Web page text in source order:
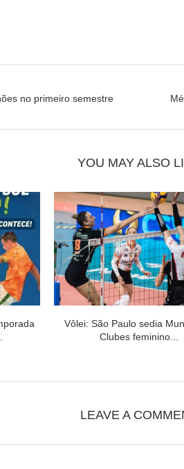
no primeiro semestre
YOU MAY ALSO
Vôlei: São Paulo sedia
Clubes feminino...
LEAVE A